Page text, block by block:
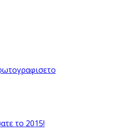
το 2015!